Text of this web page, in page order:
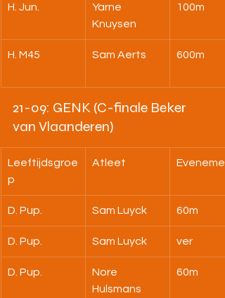
H. Jun.
Yar­ne
Knuysen
100m
H. M45 Sam Aerts 600m
21-09: GENK (C-finale Beker
van Vlaanderen)
Leeftijdsgroe
p
Atleet
D. Pup. Sam Luyck 60m
D. Pup. Sam Luyck ver
D. Pup.
Nore
Hulsmans
60m